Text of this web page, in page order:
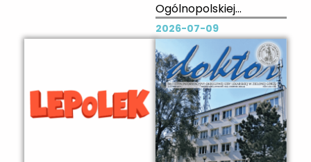
Starego cmentarza
Górze. Pożegnanie w
kaplicy o godz. 11:30...
Ogólnopolskiej
Konferencji Naukowej
Akademia Kontroli
Zakażeń, organizowanej
przez Polskie
Towarzystwo Zakażeń
Szpitalnych (PTZS) oraz
Vicommi Media. To
wydarzenie o
2026-07-09